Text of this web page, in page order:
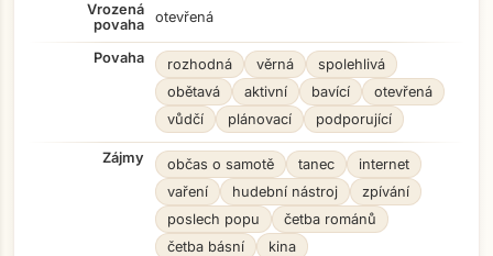
Vrozená
povaha
otevřená
Povaha rozhodná věrná
spolehlivá
obětavá
aktivní bavící
otevřená
vůdčí
plánovací podporující
Zájmy občas o samotě tanec
internet
vaření
hudební nástroj
zpívání
poslech popu
četba románů
četba básní
kina